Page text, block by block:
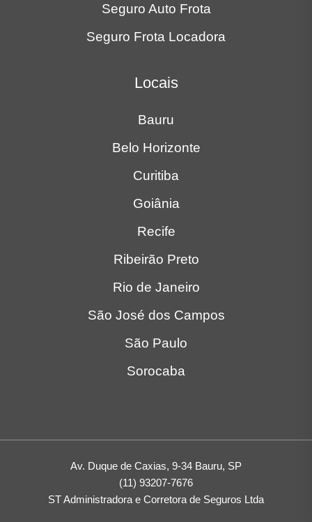
Seguro Auto Frota
Seguro Frota Locadora
Locais
Bauru
Belo Horizonte
Curitiba
Goiânia
Recife
Ribeirão Preto
Rio de Janeiro
São José dos Campos
São Paulo
Sorocaba
Av. Duque de Caxias, 9-34 Bauru, SP
(11) 93207-7676
ST Administradora e Corretora de Seguros Ltda